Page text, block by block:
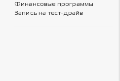
Финансовые программы
Запись на тест-драйв